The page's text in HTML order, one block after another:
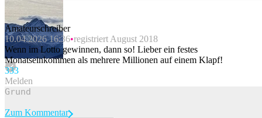
Amateurschreiber
10.04.2026 16:36 registriert August 2018
Wenn im Lotto gewinnen, dann so! Lieber ein festes
Monatseinkommen als mehrere Millionen auf einem Klapf!
333
Melden
Zum Kommentar